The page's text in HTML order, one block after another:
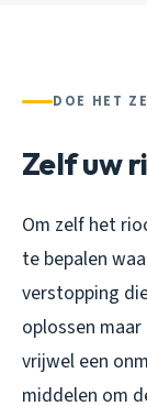
DOE HET
Zelf uw
Om zelf het
te bepalen
verstopping
oplossen
vrijwel een
middelen om